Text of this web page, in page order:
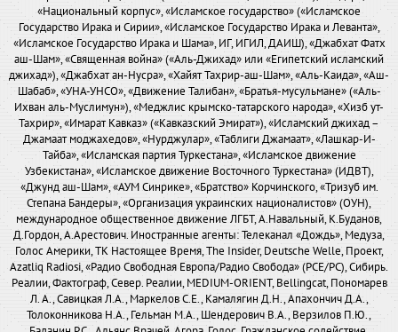
«Национальный корпус», «Исламское государство» («Исламское
Государство Ирака и Сирии», «Исламское Государство Ирака и Леванта»,
«Исламское Государство Ирака и Шама», ИГ, ИГИЛ, ДАИШ), «Джабхат Фатх
аш-Шам», «Священная война» («Аль-Джихад» или «Египетский исламский
джихад»), «Джабхат ан-Нусра», «Хайят Тахрир-аш-Шам», «Аль-Каида», «Аш-
Шабаб», «УНА-УНСО», «Движение Талибан», «Братья-мусульмане» («Аль-
Ихван аль-Муслимун»), «Меджлис крымско-татарского народа», «Хизб ут-
Тахрир», «Имарат Кавказ» («Кавказский Эмират»), «Исламский джихад –
Джамаат моджахедов», «Нурджулар», «Таблиги Джамаат», «Лашкар-И-
Тайба», «Исламская партия Туркестана», «Исламское движение
Узбекистана», «Исламское движение Восточного Туркестана» (ИДВТ),
«Джунд аш-Шам», «АУМ Синрике», «Братство» Корчинского, «Тризуб им.
Степана Бандеры», «Организация украинских националистов» (ОУН),
международное общественное движение ЛГБТ, А.Навальный, К.Буданов,
Д.Гордон, А.Арестович. Иностранные агенты: Телеканал «Дождь», Медуза,
Голос Америки, ТК Настоящее Время, The Insider, Deutsche Welle, Проект,
Azatliq Radiosi, «Радио Свободная Европа/Радио Свобода» (PCE/PC), Сибирь.
Реалии, Фактограф, Север. Реалии, MEDIUM-ORIENT, Bellingcat, Пономарев
Л. А., Савицкая Л.А., Маркелов С.Е., Камалягин Д.Н., Апахончич Д.А.,
Толоконникова Н.А., Гельман М.А., Шендерович В.А., Верзилов П.Ю.,